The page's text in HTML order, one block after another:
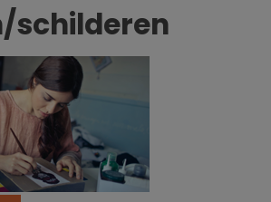
schilderen